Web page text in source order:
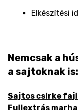
Elkészítési
Nemcsak a
a sajtoknak is:
Sajtos csirke
Fullextrás